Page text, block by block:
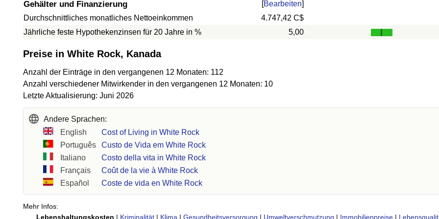
Gehälter und Finanzierung [Bearbeiten]
Durchschnittliches monatliches Nettoeinkommen
4.747,42 C$
Jährliche feste Hypothekenzinsen für 20 Jahre in %
5,00
Preise in White Rock, Kanada
Anzahl der Einträge in den vergangenen 12 Monaten: 112
Anzahl verschiedener Mitwirkender in den vergangenen 12 Monaten: 10
Letzte Aktualisierung: Juni 2026
Andere Sprachen:
English
Cost of Living in White Rock
Português
Custo de Vida em White Rock
Italiano
Costo della vita in White Rock
Français
Coût de la vie à White Rock
Español
Coste de vida en White Rock
Mehr Infos:
Lebenshaltungskosten | Kriminalität | Klima | Gesundheitsversorgung | Umweltverschmutzung | Immobilienpreise |